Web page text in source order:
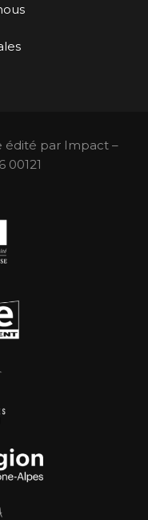
édité par Impact –
00121